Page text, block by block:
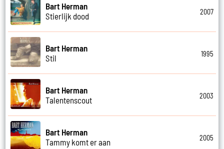
Bart Herman
Stierlijk dood
2007
Bart Herman
Stil
1995
Bart Herman
Talentenscout
2003
Bart Herman
Tammy komt er aan
2005